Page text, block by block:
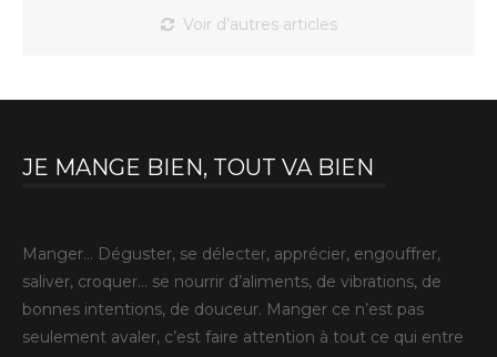
Voir d’autres articles
JE MANGE BIEN, TOUT VA BIEN
Manger… Déguster, se délecter, apprécier, engouffrer,
saliver, croquer… se nourrir d’aliments, de vibrations, de
bonnes intentions, de douceur. Manger ce n’est pas
seulement avaler, c’est faire attention à tout ce qui entre